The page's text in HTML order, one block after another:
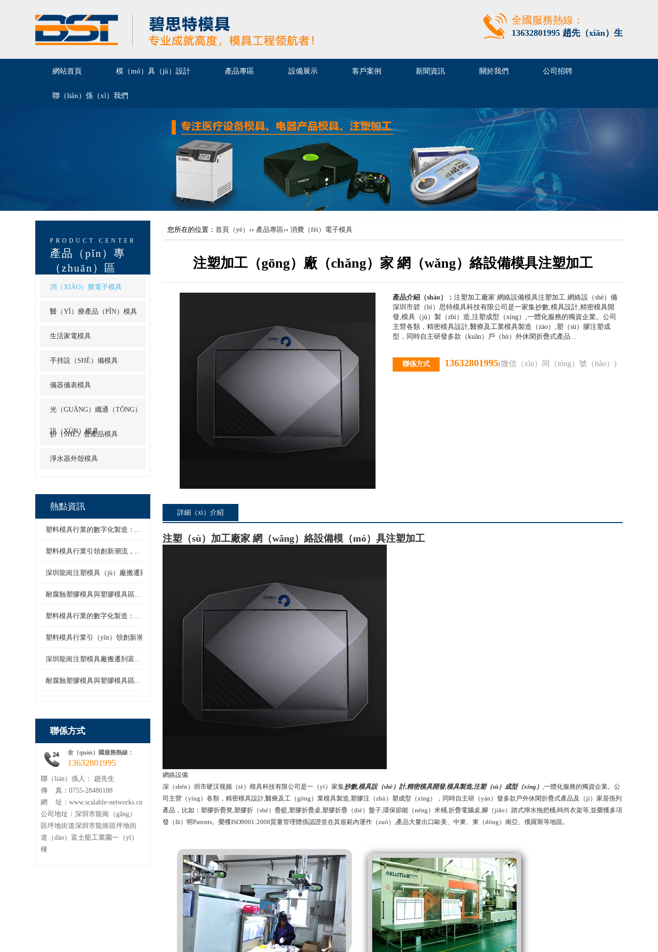
全國服務熱線：
13632801995 趙先（xiān）生
網站首頁 模（mó）具（jù）設計 產品專區 設備展示 客戶案例 新聞資訊 關於我們 公司招聘
聯（lián）係（xì）我們
PRODUCT CENTER
產品（pǐn）專
（zhuān）區
消（XIĀO）費電子模具
醫（YĪ）療產品（PǏN）模具
生活家電模具
手持設（SHÈ）備模具
儀器儀表模具
光（GUĀNG）纖通（TŌNG）
訊（XÙN）模具
折（SHÉ）疊產品模具
淨水器外殼模具
熱點資訊
塑料模具行業的數字化製造：...
塑料模具行業引領創新潮流，...
深圳龍崗注塑模具（jù）廠搬遷到富...
耐腐蝕塑膠模具與塑膠模具區...
塑料模具行業的數字化製造：...
塑料模具行業引（yǐn）領創新潮流，...
深圳龍崗注塑模具廠搬遷到富...
耐腐蝕塑膠模具與塑膠模具區...
聯係方式
全（quán）國服務熱線：
13632801995
聯（lián）係人： 趙先生
傳 真：0755-28486188
網 址：www.scalable-networks.cn
公司地址：深圳市龍崗（gǎng）
區坪地街道深圳市龍崗區坪地街
道（dào）富士龍工業園一（yī）
棟
您所在的位置： 首頁（yè） ›› 產品專區›› 消費（fèi）電子模具
注塑加工（gōng）廠（chǎng）家 網（wǎng）絡設備模具注塑加工
產品介紹（shào）： 注塑加工廠家 網絡設備模具注塑加工 網絡設（shè）備
深圳市碧（bì）思特模具科技有限公司是一家集抄數,模具設計,精密模具開
發,模具（jù）製（zhì）造,注塑成型（xíng）,一體化服務的獨資企業。公司
主營各類，精密模具設計,醫療及工業模具製造（zào）,塑（sù）膠注塑成
型，同時自主研發多款（kuǎn）戶（hù）外休閑折疊式產品...
聯係方式 13632801995(微信（xìn）同（tóng）號（hào）)
詳細（xì）介紹
注塑（sù）加工廠家 網（wǎng）絡設備模（mó）具注塑加工
網絡設備
深（shēn）圳市硬汉视频（tè）模具科技有限公司是一（yī）家集抄數,模具設（shè）計,精密模具開發,模具製造,注塑（sù）成型（xíng） ,一體化服務的獨資企業。公
司主營（yíng）各類，精密模具設計,醫療及工（gōng）業模具製造,塑膠注（zhù）塑成型（xíng），同時自主研（yán）發多款戶外休閑折疊式產品及（jí）家居係列
產品，比如：塑膠折疊凳,塑膠折（shé）疊籃,塑膠折疊桌,塑膠折疊（dié）盤子,環保節能（néng）米桶,折疊電腦桌,腳（jiǎo）踏式擰水拖把桶,時尚衣架等,並榮獲多項
發（fā）明Patents。榮獲ISO9001:2008質量管理體係認證並在其規範內運作（zuò）,產品大量出口歐美、中東、東（dōng）南亞、俄羅斯等地區。